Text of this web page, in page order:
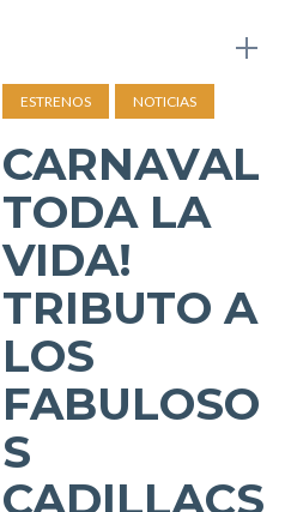
ESTRENOS NOTICIAS
CARNAVAL
TODA LA
VIDA!
TRIBUTO A
LOS
FABULOSO
S
CADILLACS